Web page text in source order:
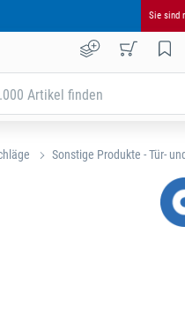
Sie sind
Artikel finden
Sonstige Produkte - Tür-